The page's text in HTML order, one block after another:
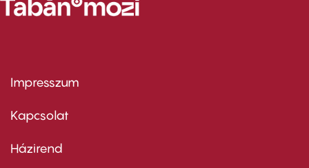
Footer
first
Impresszum
Kapcsolat
Footer
Házirend